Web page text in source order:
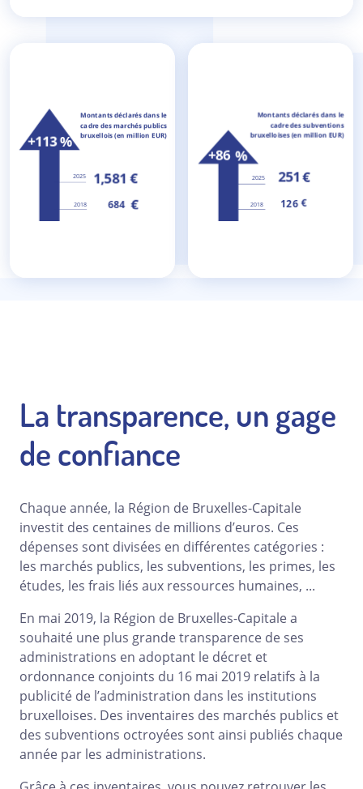
La transparence, un gage
de confiance
Chaque année, la Région de Bruxelles-Capitale
investit des centaines de millions d’euros. Ces
dépenses sont divisées en différentes catégories :
les marchés publics, les subventions, les primes, les
études, les frais liés aux ressources humaines, ...
En mai 2019, la Région de Bruxelles-Capitale a
souhaité une plus grande transparence de ses
administrations en adoptant le décret et
ordonnance conjoints du 16 mai 2019 relatifs à la
publicité de l’administration dans les institutions
bruxelloises. Des inventaires des marchés publics et
des subventions octroyées sont ainsi publiés chaque
année par les administrations.